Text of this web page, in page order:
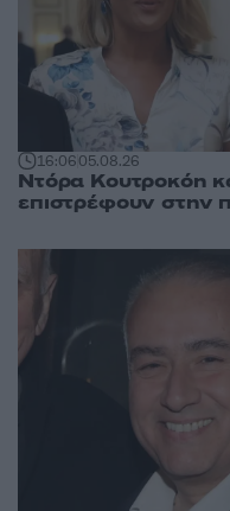
16:0605.08.26
Ντόρα Κουτροκόη
επιστρέφουν στην